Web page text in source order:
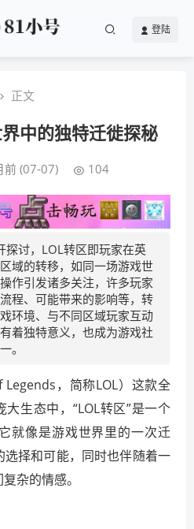
登陆
正文
中的独特迁徙探秘
前 (07-07) 104
探讨，LOL转区即玩家在英
域的转移，如同一场游戏世
作引发诸多关注，许多玩家
程、可能带来的影响等，转
环境、与不同区域玩家互动
着独特意义，也成为游戏社
。
，简称LOL）这款全
生态中，“LOL转区”是一个
就像是游戏世界里的一次迁
择和可能，同时也伴随着一
杂的情感。